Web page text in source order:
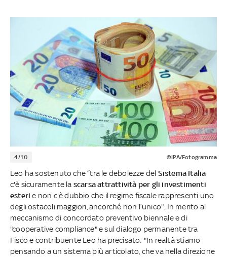
4/10 ©IPA/Fotogramma
Leo ha sostenuto che “tra le debolezze del Sistema Italia
c'è sicuramente la scarsa attrattività per gli investimenti
esterie non c'è dubbio che il regime fiscale rappresenti uno
degli ostacoli maggiori, ancorché non l’unico". In merito al
meccanismo di concordato preventivo biennale e di
"cooperative compliance" e sul dialogo permanente tra
Fisco e contribuente Leo ha precisato: "In realtà stiamo
pensando a un sistema più articolato, che va nella direzione